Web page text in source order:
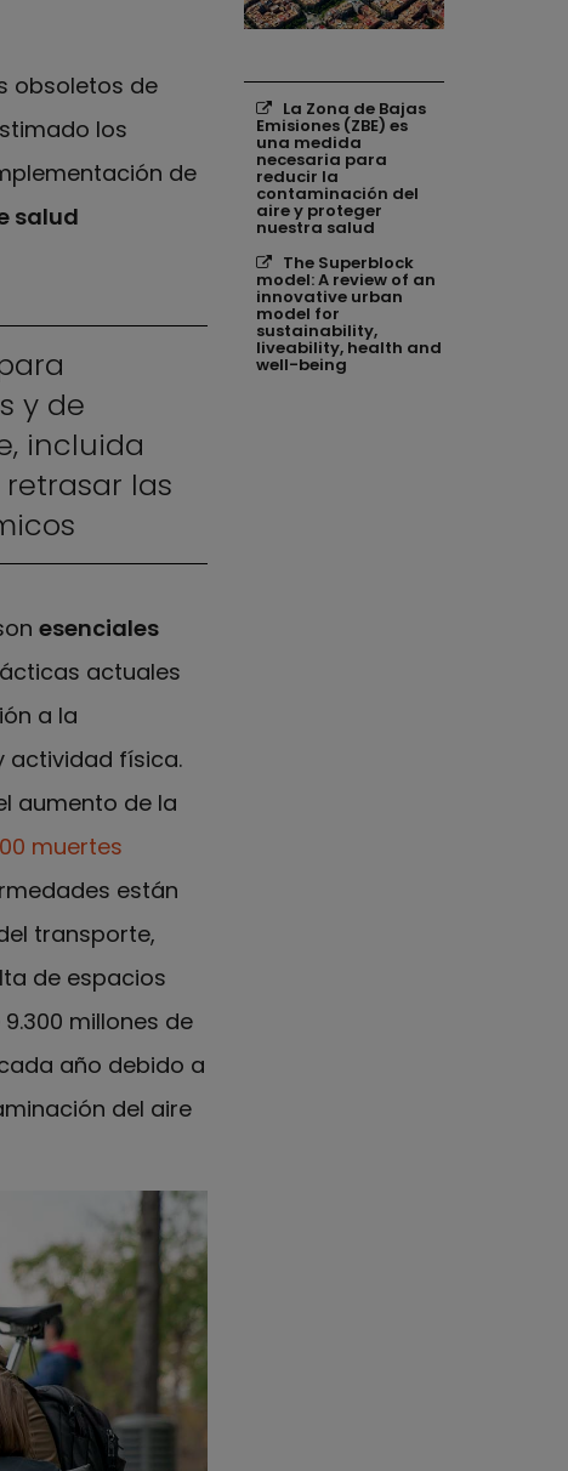
obsoletos de
los
de
salud
y de
incluida
las
esenciales
actuales
a la
actividad física.
aumento de la
muertes
están
transporte,
de espacios
millones de
año debido a
del aire
Enlaces
Los enlaces siguientes se
La Zona de Bajas
Emisiones (ZBE) es
una medida
necesaria para
reducir la
contaminación del
aire y proteger
nuestra salud
The Superblock
model: A review of an
innovative urban
model for
sustainability,
liveability, health and
well-being